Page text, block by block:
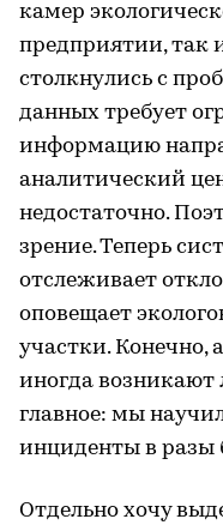
камер
предприятии, так
столкнулись с
данных требует
информацию
аналитический
недостаточно.
зрение. Теперь
отслеживает
оповещает
участки.
иногда
главное: мы
инциденты в разы
Отдельно хочу